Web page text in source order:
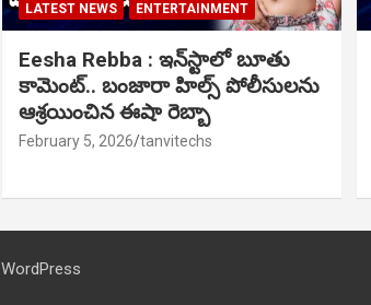
LATEST NEWS ENTERTAINMENT
Eesha Rebba : ఇన్‌స్టాలో బూతు
కామెంట్.. బంజారా హిల్స్ పోలీసులను
ఆశ్రయించిన ఈషా రెబ్బా
February 5, 2026 tanvitechs
WordPress